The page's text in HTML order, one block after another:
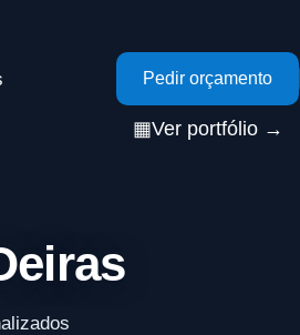
Pedir orçamento
▦Ver portfólio →